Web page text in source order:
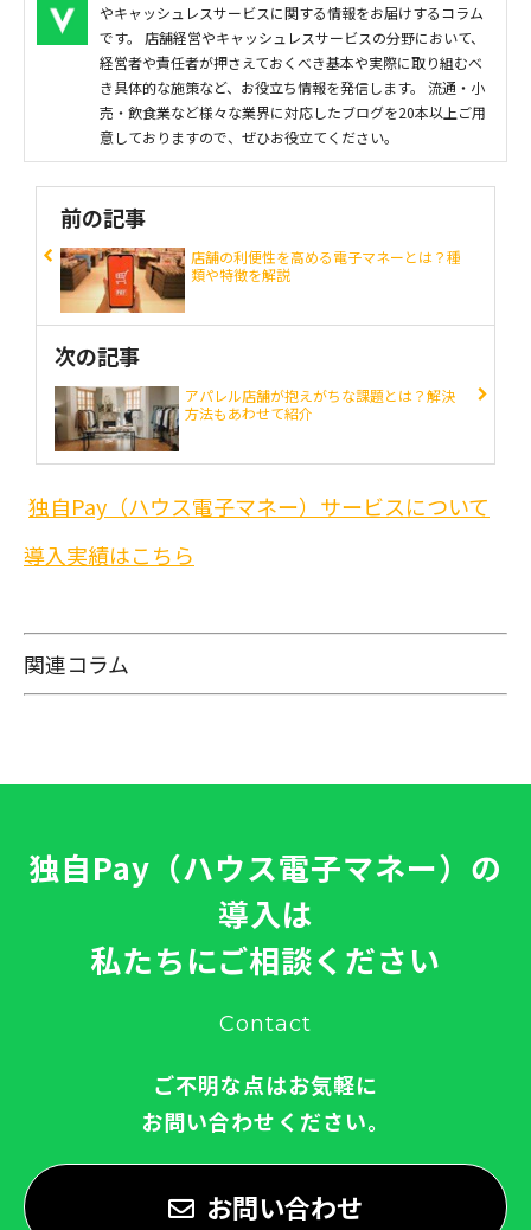
やキャッシュレスサービスに関する情報をお届けするコラム
です。 店舗経営やキャッシュレスサービスの分野において、
経営者や責任者が押さえておくべき基本や実際に取り組むべ
き具体的な施策など、お役立ち情報を発信します。 流通・小
売・飲食業など様々な業界に対応したブログを20本以上ご用
意しておりますので、ぜひお役立てください。
前の記事
店舗の利便性を高める電子マネーとは？種
類や特徴を解説
次の記事
アパレル店舗が抱えがちな課題とは？解決
方法もあわせて紹介
独自Pay（ハウス電子マネー）サービスについて
導入実績はこちら
関連コラム
独自Pay（ハウス電子マネー）の
導入は
私たちにご相談ください
Contact
ご不明な点はお気軽に
お問い合わせください。
お問い合わせ